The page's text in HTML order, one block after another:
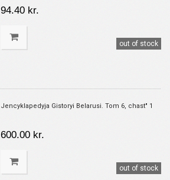
94.40 kr.
out of stock
Jencyklapedyja Gistoryi Belarusi. Tom 6, chast" 1
600.00 kr.
out of stock